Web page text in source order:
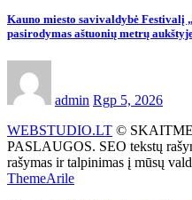
Kauno miesto savivaldybė Festivalį
pasirodymas aštuonių metrų
admin Rgp 5, 2026
WEBSTUDIO.LT ©
PASLAUGOS. SEO tekstų
rašymas ir talpinimas į mūsų
ThemeArile